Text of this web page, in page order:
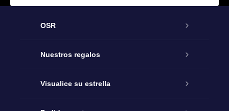
OSR
Atención
Contáctanos
Nuestros regalos
Regalo Estrella Online
Visualice su estrella